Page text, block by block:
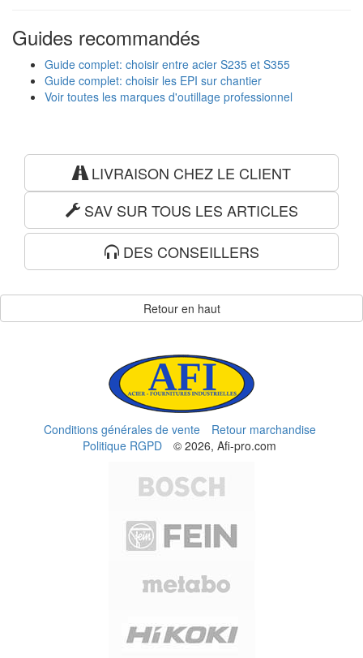
Guides recommandés
Guide complet: choisir entre acier S235 et S355
Guide complet: choisir les EPI sur chantier
Voir toutes les marques d'outillage professionnel
LIVRAISON CHEZ LE CLIENT
SAV SUR TOUS LES ARTICLES
DES CONSEILLERS
Retour en haut
Conditions générales de vente
Retour marchandise
Politique RGPD
© 2026, Afi-pro.com